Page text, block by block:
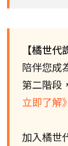
【橘世代
陪伴您成
第二階段
立即了解
加入橘世